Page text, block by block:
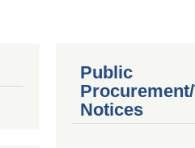
Public
Notices